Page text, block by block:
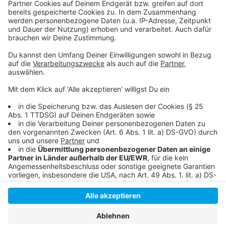
Unsere Fortuna-Sonderseite
Die Tabelle der zweiten Liga
Fortuna für Alle
Anzeige
Anzeige